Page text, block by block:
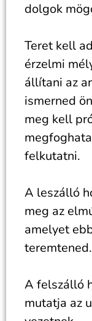
dolgok
Teret kell
érzelmi
állítani az
ismerned
meg kell
felkutatni.
A leszálló
meg az
amelyet
teremtened.
A felszálló
mutatja az